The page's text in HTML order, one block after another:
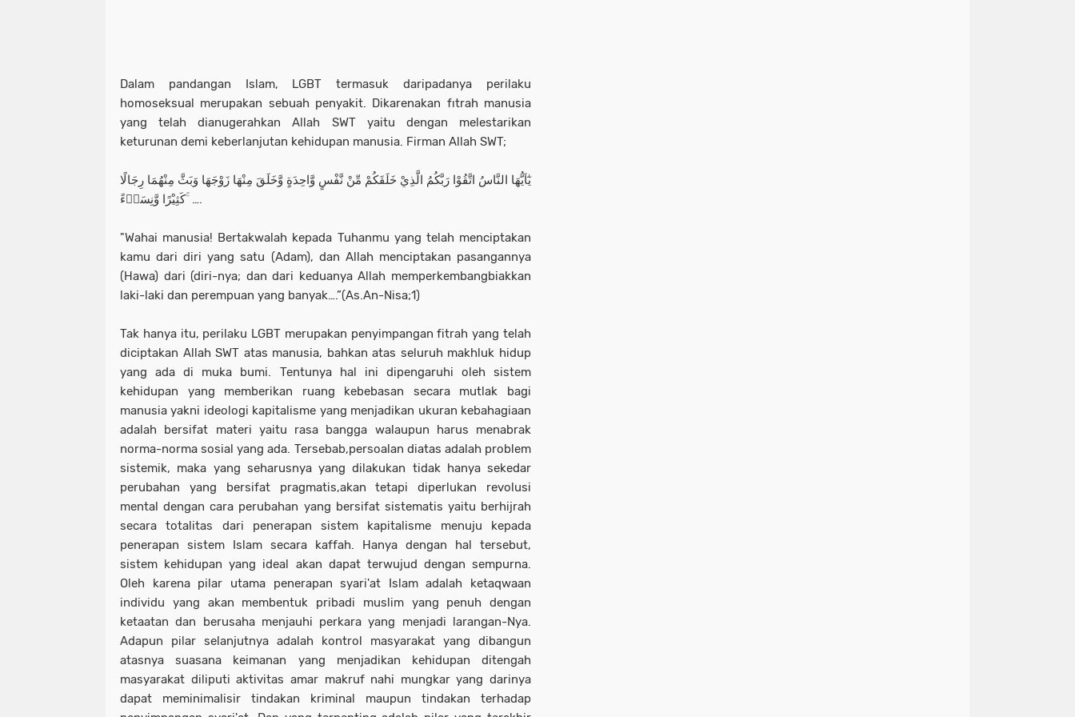
Dalam pandangan Islam, LGBT termasuk daripadanya perilaku
homoseksual merupakan sebuah penyakit. Dikarenakan fıtrah manusia
yang telah dianugerahkan Allah SWT yaitu dengan melestarikan
keturunan demi keberlanjutan kehidupan manusia. Firman Allah SWT;
يٰٓاَيُّهَا النَّاسُ اتَّقُوْا رَبَّكُمُ الَّذِيْ خَلَقَكُمْ مِّنْ نَّفْسٍ وَّاحِدَةٍ وَّخَلَقَ مِنْهَا زَوْجَهَا وَبَثَّ مِنْهُمَا رِجَالًا
كَثِيْرًا وَّنِسَاۤءً ۚ ….
"Wahai manusia! Bertakwalah kepada Tuhanmu yang telah menciptakan
kamu dari diri yang satu (Adam), dan Allah menciptakan pasangannya
(Hawa) dari (diri-nya; dan dari keduanya Allah memperkembangbiakkan
laki-laki dan perempuan yang banyak….”(As.An-Nisa;1)
Tak hanya itu, perilaku LGBT merupakan penyimpangan fitrah yang telah
diciptakan Allah SWT atas manusia, bahkan atas seluruh makhluk hidup
yang ada di muka bumi. Tentunya hal ini dipengaruhi oleh sistem
kehidupan yang memberikan ruang kebebasan secara mutlak bagi
manusia yakni ideologi kapitalisme yang menjadikan ukuran kebahagiaan
adalah bersifat materi yaitu rasa bangga walaupun harus menabrak
norma-norma sosial yang ada. Tersebab,persoalan diatas adalah problem
sistemik, maka yang seharusnya yang dilakukan tidak hanya sekedar
perubahan yang bersifat pragmatis,akan tetapi diperlukan revolusi
mental dengan cara perubahan yang bersifat sistematis yaitu berhijrah
secara totalitas dari penerapan sistem kapitalisme menuju kepada
penerapan sistem Islam secara kaffah. Hanya dengan hal tersebut,
sistem kehidupan yang ideal akan dapat terwujud dengan sempurna.
Oleh karena pilar utama penerapan syari'at Islam adalah ketaqwaan
individu yang akan membentuk pribadi muslim yang penuh dengan
ketaatan dan berusaha menjauhi perkara yang menjadi larangan-Nya.
Adapun pilar selanjutnya adalah kontrol masyarakat yang dibangun
atasnya suasana keimanan yang menjadikan kehidupan ditengah
masyarakat diliputi aktivitas amar makruf nahi mungkar yang darinya
dapat meminimalisir tindakan kriminal maupun tindakan terhadap